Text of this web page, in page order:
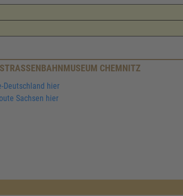
CHEMNITZ
Deutschland hier
Sachsen hier